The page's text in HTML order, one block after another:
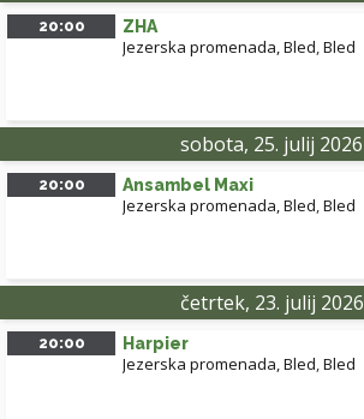
20:00 ZHA
Jezerska promenada, Bled,Bled
sobota, 25. julij 2026
20:00 Ansambel Maxi
Jezerska promenada, Bled,Bled
četrtek, 23. julij 2026
20:00 Harpier
Jezerska promenada, Bled,Bled